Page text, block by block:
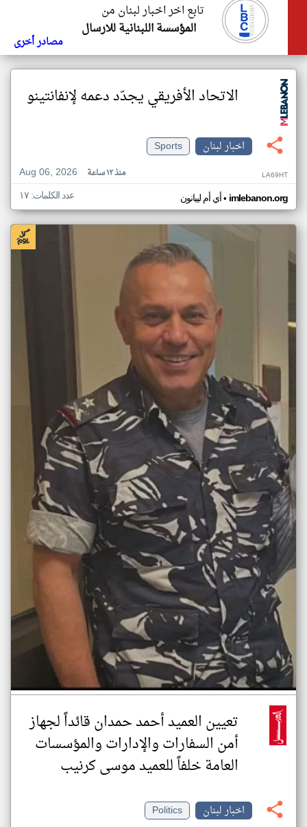
تابع اخر اخبار لبنان من
المؤسسة اللبنانية للارسال
مصادر أخرى
الاتحاد الأفريقي يجدّد دعمه لإنفانتينو
اخبار لبنان
Sports
Aug 06, 2026
منذ ١٢ ساعة LA69HT
أي أم ليبانون• imlebanon.org عدد الكلمات: ١٧
تعيين العميد أحمد حمدان قائداً لجهاز
أمن السفارات والإدارات والمؤسسات
العامة خلفاً للعميد موسى كرنيب
اخبار لبنان
Politics